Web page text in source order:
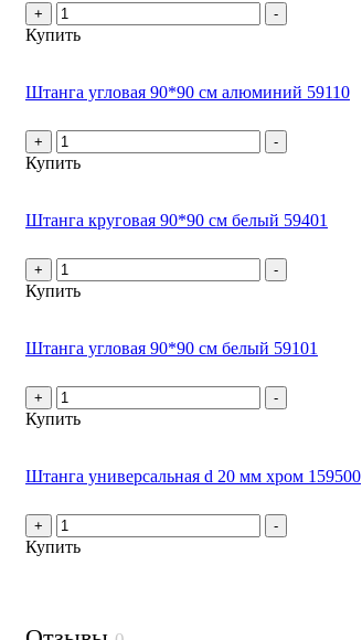
+ -
Купить
Штанга угловая 90*90 см алюминий 59110
+ -
Купить
Штанга круговая 90*90 см белый 59401
+ -
Купить
Штанга угловая 90*90 см белый 59101
+ -
Купить
Штанга универсальная d 20 мм хром 159500
+ -
Купить